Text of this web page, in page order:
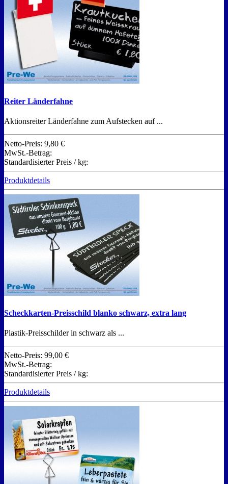
Reiter Länderfahne
Aktionsreiter Länderfahne zum Aufstecken auf ...
Netto-Preis: 9,80 €
MwSt.-Betrag:
Standardisierter Preis / kg:
Produktdetails
Scheckkarten-Preisschild blanko schwarz, extra lang
Plastik-Preisschilder in schwarz als ...
Netto-Preis: 99,00 €
MwSt.-Betrag:
Standardisierter Preis / kg:
Produktdetails